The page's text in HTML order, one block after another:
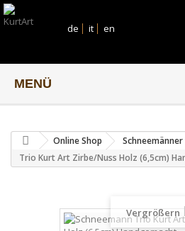
de it en
MENÜ
Online Shop
Trio Kurt Art Zirbe/Nuss Holz (6,5cm)
Vergrößern